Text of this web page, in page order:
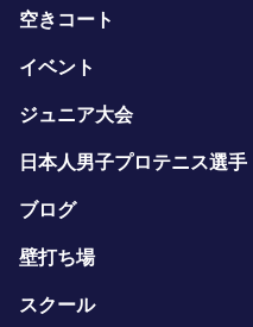
空きコート
イベント
ジュニア大会
日本人男子プロテニス選手
ブログ
壁打ち場
スクール